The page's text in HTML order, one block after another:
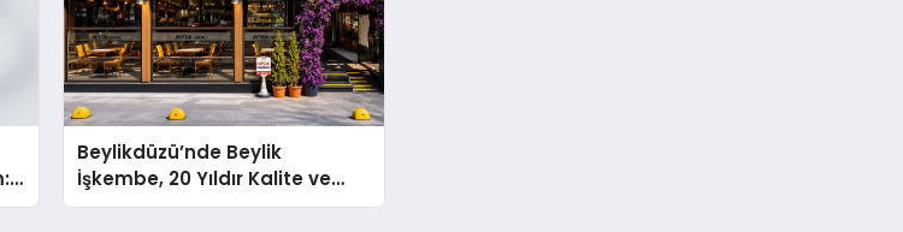
Beylikdüzü’nde Beylik
İşkembe, 20 Yıldır Kalite ve
Lezzetin Değişmeyen Adresi